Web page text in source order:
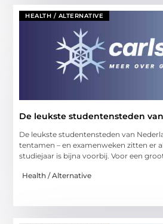
HEALTH / ALTERNATIVE
De leukste studentensteden
De leukste studentensteden van
tentamen – en examenweken zitten er
studiejaar is bijna voorbij. Voor een
Health / Alternative